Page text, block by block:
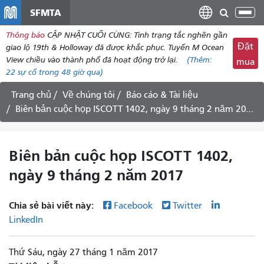
dung
SFMTA
Thông báo CẬP NHẬT CUỐI CÙNG: Tình trạng tắc nghẽn gần
giao lộ 19th & Holloway đã được khắc phục. Tuyến M Ocean
View chiều vào thành phố đã hoạt động trở lại.
(Thêm:
22 sự cố trong 48 giờ qua)
Đặt
mua
Trang chủ Về chúng tôi
Báo cáo & Tài liệu
Biên bản cuộc họp ISCOTT 1402, ngày 9 tháng 2 năm 2017
Biên bản cuộc họp ISCOTT 1402,
ngày 9 tháng 2 năm 2017
Chia sẻ bài viết này: Facebook
Twitter
LinkedIn
Thứ Sáu, ngày 27 tháng 1 năm 2017